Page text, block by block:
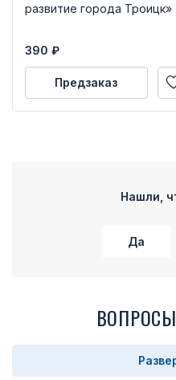
развитие города Троицк»
390 ₽
Предзаказ
Нашли,
Да